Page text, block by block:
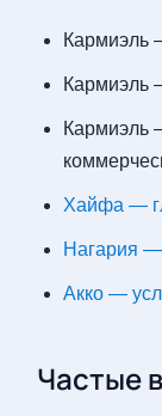
Кармиэль
Кармиэль
Кармиэль
Хайфа —
Нагария —
Акко —
Частые